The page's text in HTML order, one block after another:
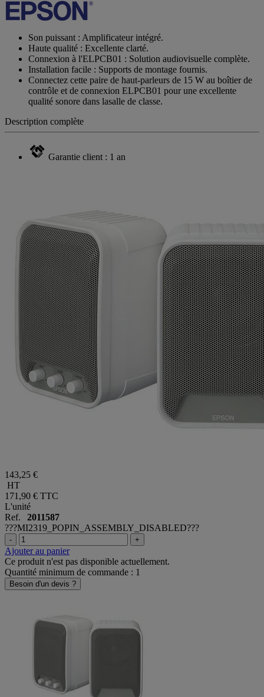
Son puissant : Amplificateur intégré.
Haute qualité : Excellente clarté.
Connexion à l'ELPCB01 : Solution audiovisuelle complète.
Installation facile : Supports de montage fournis.
Connectez cette paire de haut-parleurs de 15 W au boîtier de
contrôle et de connexion ELPCB01 pour une excellente
qualité sonore dans lasalle de classe.
Description complète
Garantie client : 1 an
143,25 €
HT
171,90 € TTC
L'unité
Ref. 2011587
???MI2319_POPIN_ASSEMBLY_DISABLED???
- +
Ajouter au panier
Ce produit n'est pas disponible actuellement.
Quantité minimum de commande : 1
Besoin d'un devis ?